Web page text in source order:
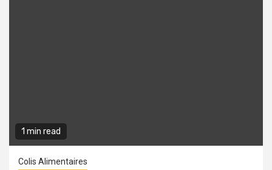
1 min read
Colis Alimentaires